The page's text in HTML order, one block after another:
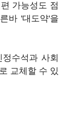
가능성도 점
바 '대도약'을
수석과 사회
교체할 수 있